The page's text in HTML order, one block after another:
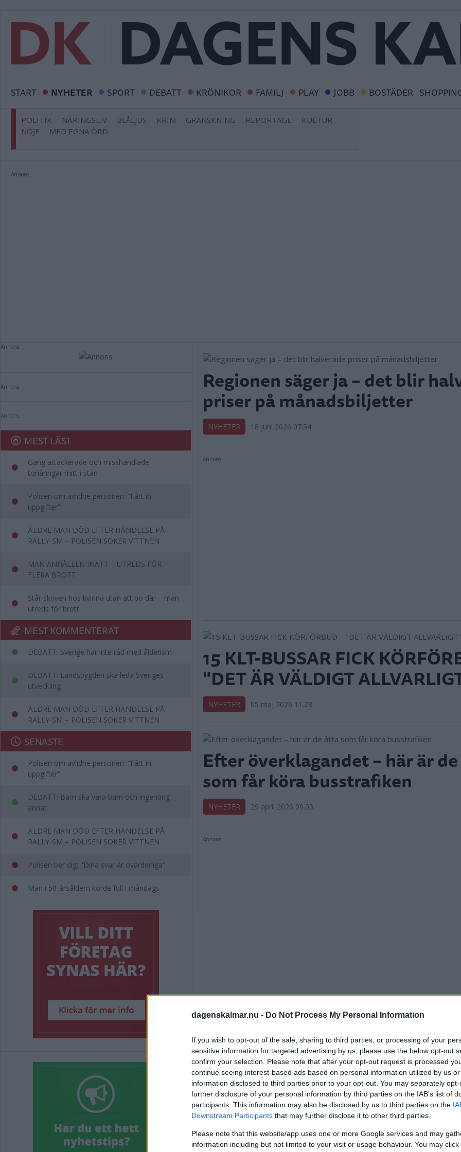
dagenskalmar.nu - Do Not Process My Personal Information
If you wish to opt-out of the sale, sharing to third parties, or processing of your
sensitive information for targeted advertising by us, please use the below opt-out
confirm your selection. Please note that after your opt-out request is processed
continue seeing interest-based ads based on personal information utilized by us
information disclosed to third parties prior to your opt-out. You may separately
further disclosure of your personal information by third parties on the IAB’s list of
participants. This information may also be disclosed by us to third parties on the
Downstream Participants that may further disclose it to other third parties.
Please note that this website/app uses one or more Google services and may
information including but not limited to your visit or usage behaviour. You may
START NYHETER SPORT DEBATT KRÖNIKOR FAMILJ PLAY JOBB BOSTÄDER
POLITIK NÄRINGSLIV BLÅLJUS KRIM GRANSKNING REPORTAGE
KULTUR
NÖJE
MED EGNA ORD
Annons:
Annons:
Annons:
Annons:
MEST LÄST
Gäng attackerade och misshandlade
tonåringar mitt i stan
Polisen om avlidne personen: ”Fått in
uppgifter”
ÄLDRE MAN DÖD EFTER HÄNDELSE PÅ
RALLY-SM – POLISEN SÖKER VITTNEN
MAN ANHÅLLEN INATT – UTREDS FÖR
FLERA BROTT
Står skriven hos kvinna utan att bo där – man
utreds för brott
MEST KOMMENTERAT
DEBATT: Sverige har inte råd med ålderism
DEBATT: Landsbygden ska leda Sveriges
utveckling
ÄLDRE MAN DÖD EFTER HÄNDELSE PÅ
RALLY-SM – POLISEN SÖKER VITTNEN
SENASTE
Polisen om avlidne personen: ”Fått in
uppgifter”
DEBATT: Barn ska vara barn och ingenting
annat
ÄLDRE MAN DÖD EFTER HÄNDELSE PÅ
RALLY-SM – POLISEN SÖKER VITTNEN
Polisen ber dig: "Dina svar är ovärderliga"
Man i 50-årsåldern körde full i måndags
Regionen säger ja – det blir
priser på månadsbiljetter
NYHETER 18 juni 2026 07.54
Annons:
15 KLT-BUSSAR FICK
"DET ÄR VÄLDIGT
NYHETER 05 maj 2026 11.28
Efter överklagandet – här är
som får köra busstrafiken
NYHETER 29 april 2026 09.05
Annons:
Upphandlingarna
skjuts införandet fram ett år
POLITIK 07 april 2026 06.00
Färre tåg ställdes in – så